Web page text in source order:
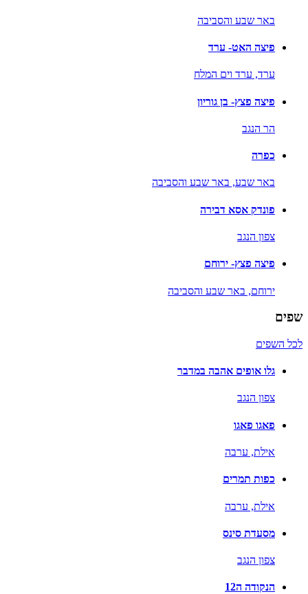
באר שבע והסביבה
פיצה האט- ערד
ערד, ערד וים המלח
פיצה פצץ- בן גוריון
הר הנגב
כפרה
באר שבע, באר שבע והסביבה
פונדק אסא דבירה
צפון הנגב
פיצה פצץ- ירוחם
ירוחם, באר שבע והסביבה
שפים
לכל השפים
גלו אופים אהבה במדבר
צפון הנגב
פאגו פאגו
אילת, ערבה
כפות תמרים
אילת, ערבה
מסעדת סינס
צפון הנגב
הנקודה ה12